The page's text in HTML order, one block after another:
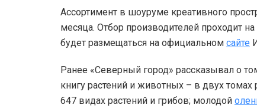
Ассортимент в шоуруме креативного
месяца. Отбор производителей проходит
будет размещаться на официальном сайте
Ранее «Северный город» рассказывал о
книгу растений и животных – в двух
647 видах растений и грибов; молодой